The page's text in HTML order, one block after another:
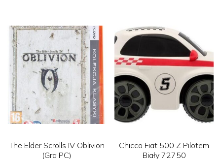
The Elder Scrolls IV Oblivion
(Gra PC)
Chicco Fiat 500 Z Pilotem
Biały 72750